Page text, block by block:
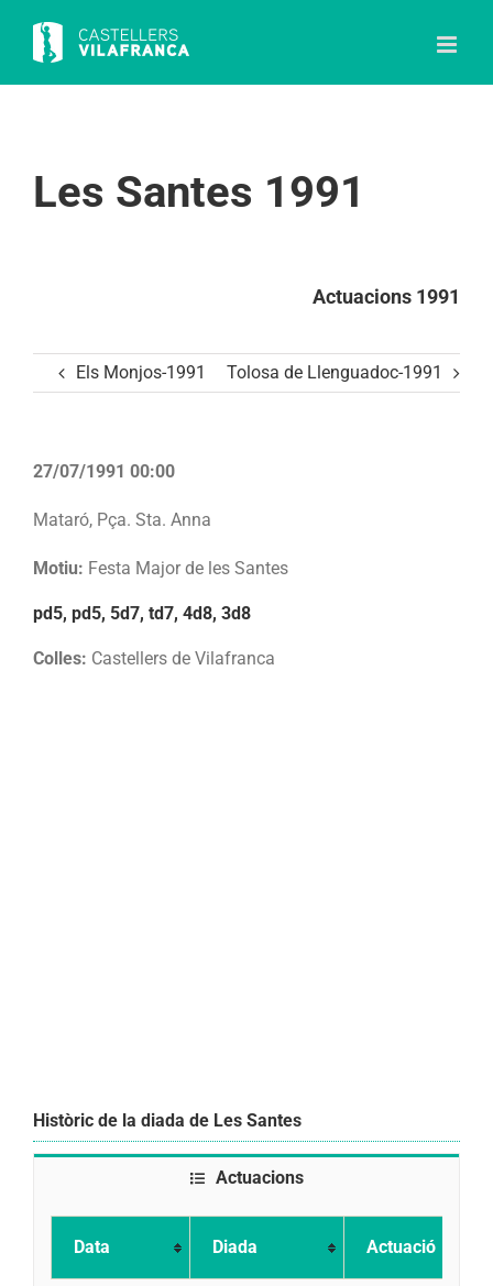
content
Les Santes 1991
Actuacions 1991
Els Monjos-1991 Tolosa de Llenguadoc-1991
27/07/1991 00:00
Mataró, Pça. Sta. Anna
Motiu: Festa Major de les Santes
pd5, pd5, 5d7, td7, 4d8, 3d8
Colles: Castellers de Vilafranca
Històric de la diada de Les Santes
Actuacions
Data Diada Actuació